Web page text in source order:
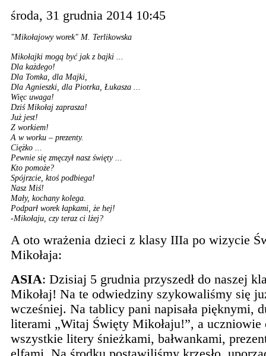
środa, 31 grudnia 2014 10:45
"Mikołajowy worek" M. Terlikowska
Mikołajki mogą być jak z bajki ...
Dla każdego!
Dla Tomka, dla Majki,
Dla Agnieszki, dla Piotrka, Łukasza ...
Więc uwaga!
Dziś Mikołaj zaprasza!
Już jest!
Z workiem!
A w worku – prezenty.
Ciężko ...
Pewnie się zmęczył nasz święty ...
Kto pomoże?
Spójrzcie, ktoś podbiega!
Nasz Miś!
Mały, kochany kolega.
Podparł worek łapkami, że hej!
-Mikołaju, czy teraz ci lżej?
A oto wrażenia dzieci z klasy IIIa po wizycie
Mikołaja:
ASIA: Dzisiaj 5 grudnia przyszedł do naszej
Mikołaj! Na te odwiedziny szykowaliśmy się
wcześniej. Na tablicy pani napisała pięknymi,
literami „Witaj Święty Mikołaju!”, a uczniowie
wszystkie litery śnieżkami, bałwankami,